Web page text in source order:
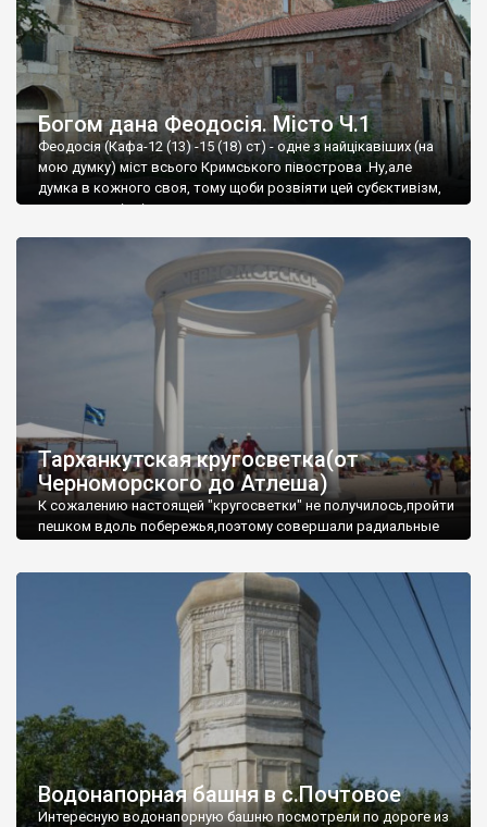
Богом дана Феодосія. Місто Ч.1
Феодосія (Кафа-12 (13) -15 (18) ст) - одне з найцікавіших (на
мою думку) міст всього Кримського півострова .Ну,але
думка в кожного своя, тому щоби розвіяти цей субєктивізм,
запрошую відвідати це
Тарханкутская кругосветка(от
Черноморского до Атлеша)
К сожалению настоящей "кругосветки" не получилось,пройти
пешком вдоль побережья,поэтому совершали радиальные
Водонапорная башня в с.Почтовое
Интересную водонапорную башню посмотрели по дороге из